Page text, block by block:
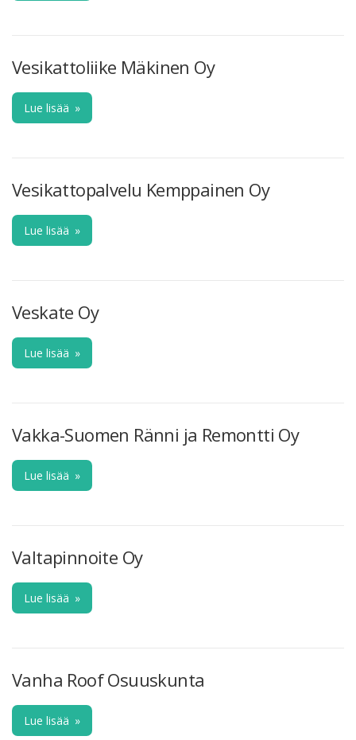
Vesikattoliike Mäkinen Oy
Lue lisää »
Vesikattopalvelu Kemppainen Oy
Lue lisää »
Veskate Oy
Lue lisää »
Vakka-Suomen Ränni ja Remontti Oy
Lue lisää »
Valtapinnoite Oy
Lue lisää »
Vanha Roof Osuuskunta
Lue lisää »